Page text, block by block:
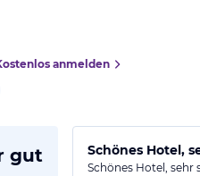
anmelden
gut Schönes Hotel,
Schönes Hotel, sehr